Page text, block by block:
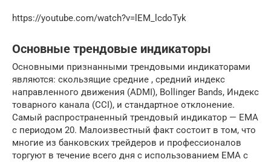
https://youtube.com/watch?v=lEM_lcdoTyk
Основные трендовые индикаторы
Основными признанными трендовыми индикаторами
являются: скользящие средние , средний индекс
направленного движения (ADMI), Bollinger Bands, Индекс
товарного канала (CCI), и стандартное отклонение.
Самый распространенный трендовый индикатор — ЕМА
с периодом 20. Малоизвестный факт состоит в том, что
многие из банковских трейдеров и профессионалов
торгуют в течение всего дня с использованием EMA с